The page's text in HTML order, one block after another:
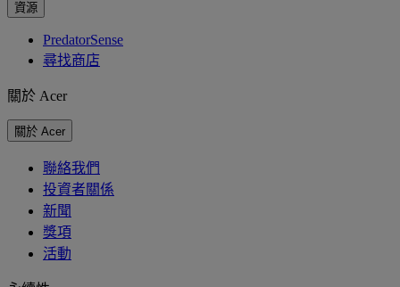
資源
PredatorSense
尋找商店
關於 Acer
關於 Acer
聯絡我們
投資者關係
新聞
獎項
活動